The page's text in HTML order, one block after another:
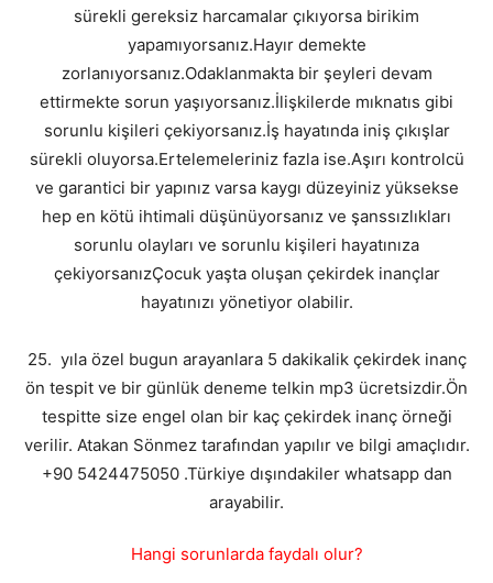
sürekli gereksiz harcamalar çıkıyorsa birikim
yapamıyorsanız.Hayır demekte
zorlanıyorsanız.Odaklanmakta bir şeyleri devam
ettirmekte sorun yaşıyorsanız.İlişkilerde mıknatıs gibi
sorunlu kişileri çekiyorsanız.İş hayatında iniş çıkışlar
sürekli oluyorsa.Ertelemeleriniz fazla ise.Aşırı kontrolcü
ve garantici bir yapınız varsa kaygı düzeyiniz yüksekse
hep en kötü ihtimali düşünüyorsanız ve şanssızlıkları
sorunlu olayları ve sorunlu kişileri hayatınıza
çekiyorsanızÇocuk yaşta oluşan çekirdek inançlar
hayatınızı yönetiyor olabilir.
25. yıla özel bugun arayanlara 5 dakikalik çekirdek inanç
ön tespit ve bir günlük deneme telkin mp3 ücretsizdir.Ön
tespitte size engel olan bir kaç çekirdek inanç örneği
verilir. Atakan Sönmez tarafından yapılır ve bilgi amaçlıdır.
+90 5424475050 .Türkiye dışındakiler whatsapp dan
arayabilir.
Hangi sorunlarda faydalı olur?